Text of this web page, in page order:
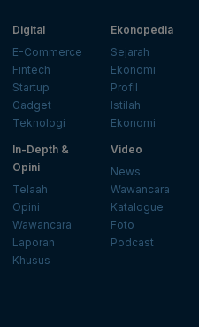
Digital
E-Commerce
Fintech
Startup
Gadget
Teknologi
Ekonopedia
Sejarah
Ekonomi
Profil
Istilah
Ekonomi
In-Depth &
Opini
Telaah
Opini
Wawancara
Laporan
Khusus
Video
News
Wawancara
Katalogue
Foto
Podcast